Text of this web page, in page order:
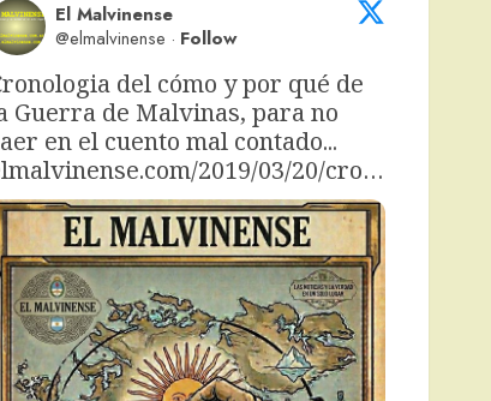
El Malvinense
@elmalvinense · Follow
del cómo y por qué de
Guerra de Malvinas, para no
2019/03/20/cro…